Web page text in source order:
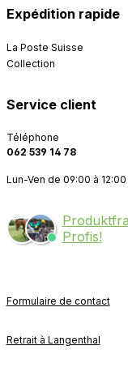
Expédition rapide
La Poste Suisse
Collection
Service client
Téléphone
062 539 14 78
Lun-Ven de 09:00 à 12:00
Profis!
Formulaire de contact
Retrait à Langenthal